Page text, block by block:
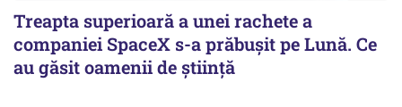
Treapta superioară a unei rachete a
companiei SpaceX s-a prăbușit pe Lună. Ce
au găsit oamenii de știință